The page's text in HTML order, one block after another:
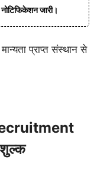
जारी।
प्राप्त संस्थान से